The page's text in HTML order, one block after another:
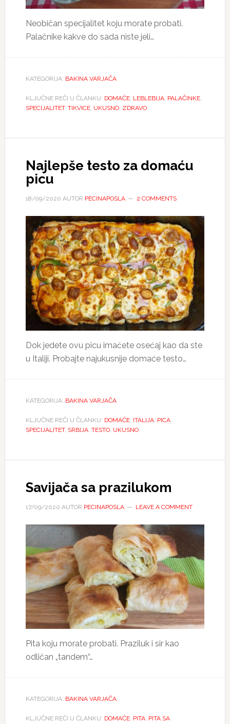
Neobičan specijalitet koju morate probati.
Palačnike kakve do sada niste jeli…
KATEGORIJA: BAKINA VARJAČA
KLJUČNE REČI U ČLANKU: DOMAĆE, LEBLEBIJA, PALAČINKE,
SPECIJALITET, TIKVICE, UKUSNO, ZDRAVO
Najlepše testo za domaću
picu
18/09/2020 AUTOR PECINAPOSLA 2 COMMENTS
Dok jedete ovu picu imaćete osećaj kao da ste
u Italiji. Probajte najukusnije domaće testo…
KATEGORIJA: BAKINA VARJAČA
KLJUČNE REČI U ČLANKU: DOMAĆE, ITALIJA, PICA,
SPECIJALITET, SRBIJA, TESTO, UKUSNO
Savijača sa prazilukom
17/09/2020 AUTOR PECINAPOSLA LEAVE A COMMENT
Pita koju morate probati. Praziluk i sir kao
odličan „tandem“…
KATEGORIJA: BAKINA VARJAČA
KLJUČNE REČI U ČLANKU: DOMAĆE, PITA, PITA SA